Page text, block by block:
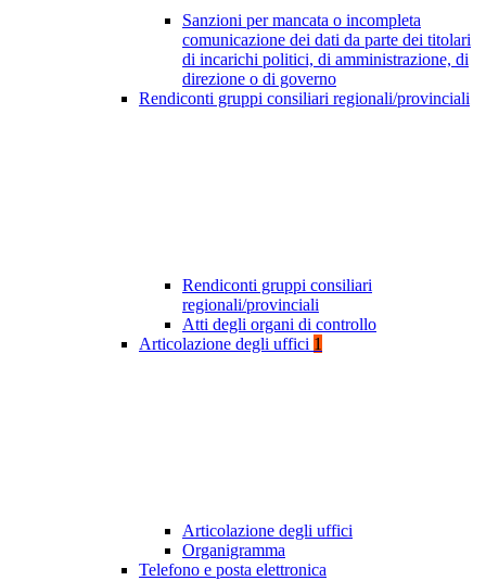
Sanzioni per mancata o incompleta
comunicazione dei dati da parte dei titolari
di incarichi politici, di amministrazione, di
direzione o di governo
Rendiconti gruppi consiliari regionali/provinciali
Rendiconti gruppi consiliari
regionali/provinciali
Atti degli organi di controllo
Articolazione degli uffici 1
Articolazione degli uffici
Organigramma
Telefono e posta elettronica